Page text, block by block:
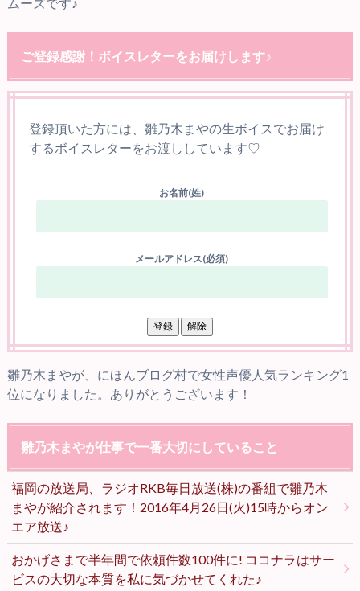
ご登録感謝！ボイスレターをお届けします♪
登録頂いた方には、雛乃木まやの生ボイスでお届け
するボイスレターをお渡ししています♡
お名前(姓)
メールアドレス(必須)
雛乃木まやが、にほんブログ村で女性声優人気ランキング1
位になりました。ありがとうございます！
雛乃木まやが仕事で一番大切にしていること
福岡の放送局、ラジオRKB毎日放送(株)の番組で雛乃木
まやが紹介されます！2016年4月26日(火)15時からオン
エア放送♪
おかげさまで半年間で依頼件数100件に! ココナラはサー
ビスの大切な本質を私に気づかせてくれた♪